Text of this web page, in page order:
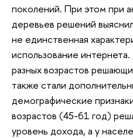
поколений. При этом при
деревьев решений
не единственная
использование
разных возрастов
также стали
демографические
возрастов (45-61 год)
уровень дохода, а у